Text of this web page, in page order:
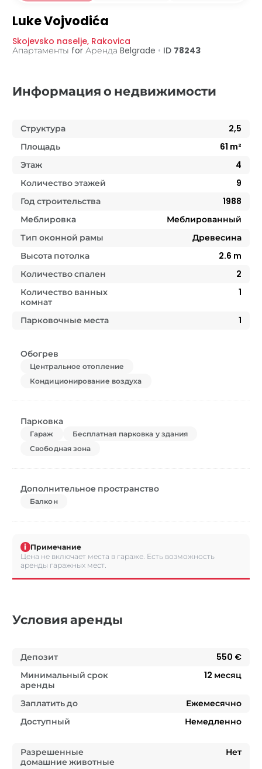
Luke Vojvodića
Skojevsko naselje, Rakovica
Апартаменты for Аренда Belgrade • ID 78243
Информация о недвижимости
Структура
2,5
Площадь
61 m²
Этаж
4
Количество этажей
9
Год строительства
1988
Меблировка
Меблированный
Тип оконной рамы
Древесина
Высота потолка
2.6 m
Количество спален
2
Количество ванных
комнат
1
Парковочные места 1
Обогрев
Центральное отопление
Кондиционирование воздуха
Парковка
Гараж
Бесплатная парковка у здания
Свободная зона
Дополнительное пространство
Балкон
i Примечание
Цена не включает места в гараже. Есть возможность
аренды гаражных мест.
Условия аренды
Депозит
550 €
Минимальный срок
аренды
12 месяц
Заплатить до
Ежемесячно
Доступный
Немедленно
Разрешенные
домашние животные
Нет